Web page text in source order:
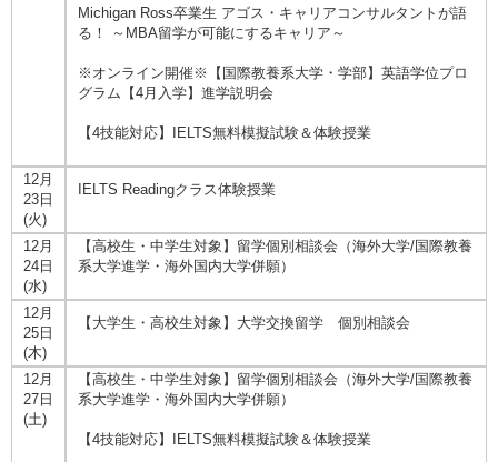
Michigan Ross卒業生 アゴス・キャリアコンサルタントが語
る！ ～MBA留学が可能にするキャリア～
※オンライン開催※【国際教養系大学・学部】英語学位プロ
グラム【4月入学】進学説明会
【4技能対応】IELTS無料模擬試験＆体験授業
12月
23日
(火)
IELTS Readingクラス体験授業
12月
24日
(水)
【高校生・中学生対象】留学個別相談会（海外大学/国際教養
系大学進学・海外国内大学併願）
12月
25日
(木)
【大学生・高校生対象】大学交換留学 個別相談会
12月
27日
(土)
【高校生・中学生対象】留学個別相談会（海外大学/国際教養
系大学進学・海外国内大学併願）
【4技能対応】IELTS無料模擬試験＆体験授業